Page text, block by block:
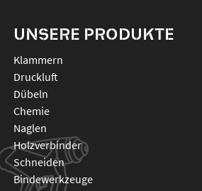
UNSERE PRODUKTE
klammern
druckluft
dübeln
chemie
naglen
holzverbinder
schneiden
bindewerkzeuge